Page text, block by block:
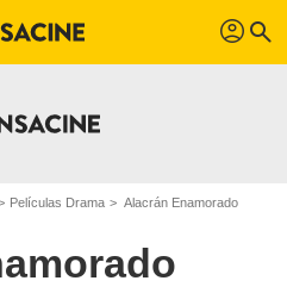
profil search
Películas Drama Alacrán Enamorado